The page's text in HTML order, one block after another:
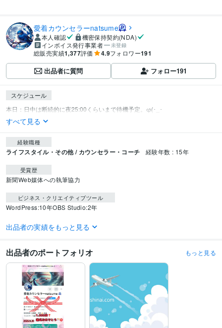
愛着カウンセラーnatsume
本人確認
機密保持契約(NDA)
インボイス発行事業者
未登録
総販売実績1,377評価 4.9フォロワー191
出品者に質問 フォロー191
スケジュール
すべて見る
経験職種
ライフスタイル・その他 / カウンセラー・コーチ 経験年数 : 15年
受賞歴
新聞Web媒体への執筆協力
ビジネス・クリエイティブツール
WordPress:10年OBS Studio:2年
得意分野
会社辞めたい
親から逃げたい
出品者の実績をもっと見る
出品者のポートフォリオ もっと見る